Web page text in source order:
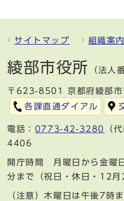
サイトマップ 組織案内
綾部市役所 （法
〒623-8501 京都府綾部市
各課直通ダイアル
電話： 0773-42-3280
（
4406
開庁時間 月曜日から金曜
分まで（祝日・休日・12
（注意）木曜日は午後7時